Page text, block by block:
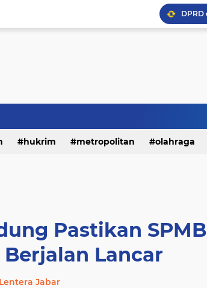
hukrim metropolitan olahraga
Pastikan SPMB
Berjalan Lancar
Lentera Jabar